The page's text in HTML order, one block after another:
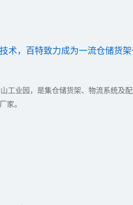
术，百特致力成为一流仓储货
工业园，是集仓储货架、物流系统及
家。